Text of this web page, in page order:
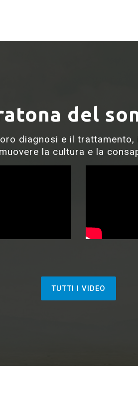
del
diagnosi e il
la cultura e la
TUTTI I VIDEO